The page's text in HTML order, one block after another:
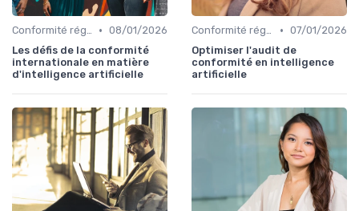
Conformité réglementaire • 08/01/2026
Les défis de la conformité
internationale en matière
d'intelligence artificielle
Conformité réglementaire • 07/01/2026
Optimiser l'audit de
conformité en intelligence
artificielle